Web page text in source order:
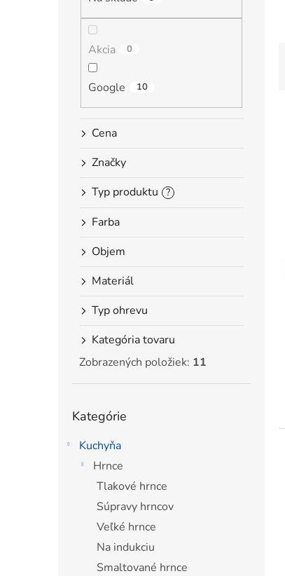
Akcia 0
Google 10
Cena
Značky
Typ produktu
?
Farba
Objem
Materiál
Typ ohrevu
Kategória tovaru
Zobrazených položiek: 11
kategórie
Kategórie
Kuchyňa
Hrnce
Tlakové hrnce
Súpravy hrncov
Veľké hrnce
Na indukciu
Smaltované hrnce